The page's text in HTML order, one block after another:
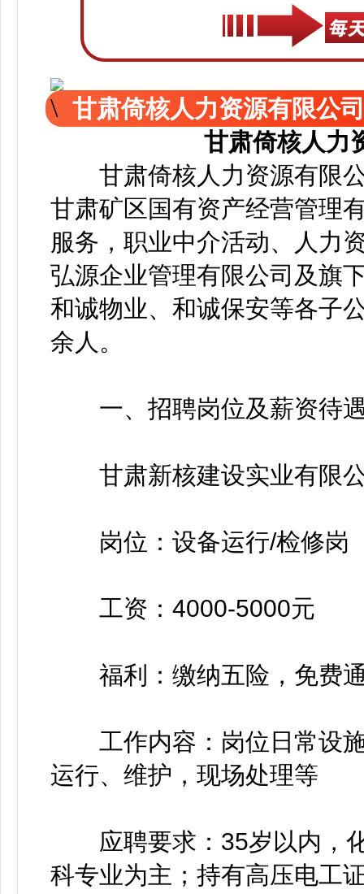
甘肃倚核人力资源有限公
甘肃倚核人力
甘肃倚核人力资源有限公
甘肃矿区国有资产经营管理
服务，职业中介活动、人力
弘源企业管理有限公司及旗
和诚物业、和诚保安等各子
余人。
一、招聘岗位及薪资待
甘肃新核建设实业有限
岗位：设备运行/检修岗
工资：4000-5000元
福利：缴纳五险，免费通
工作内容：岗位日常设施
运行、维护，现场处理等
应聘要求：35岁以内，化
科专业为主；持有高压电工